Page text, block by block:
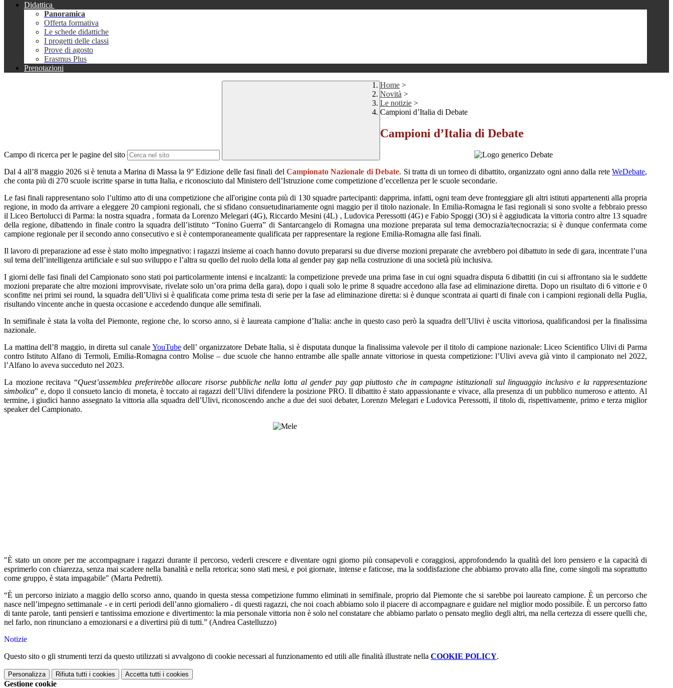
Didattica
Panoramica
Offerta formativa
Le schede didattiche
I progetti delle classi
Prove di agosto
Erasmus Plus
Prenotazioni
Campo di ricerca per le pagine del sito
Home >
Novità >
Le notizie >
Campioni d’Italia di Debate
Campioni d’Italia di Debate
Dal 4 all’8 maggio 2026 si è tenuta a Marina di Massa la 9° Edizione delle fasi finali delCampionato Nazionale di Debate. Si tratta di un torneo di dibattito, organizzato ogni anno dalla reteWeDebate,
che conta più di 270 scuole iscritte sparse in tutta Italia, e riconosciuto dal Ministero dell’Istruzione come competizione d’eccellenza per le scuole secondarie.
Le fasi finali rappresentano solo l’ultimo atto di una competizione che all'origine conta più di 130 squadre partecipanti: dapprima, infatti, ogni team deve fronteggiare gli altri istituti appartenenti alla propria
regione, in modo da arrivare a eleggere 20 campioni regionali, che si sfidano consuetudinariamente ogni maggio per il titolo nazionale. In Emilia-Romagna le fasi regionali si sono svolte a febbraio presso
il Liceo Bertolucci di Parma: la nostra squadra , formata da Lorenzo Melegari (4G), Riccardo Mesini (4L) , Ludovica Peressotti (4G) e Fabio Spoggi (3O) si è aggiudicata la vittoria contro altre 13 squadre
della regione, dibattendo in finale contro la squadra dell’istituto “Tonino Guerra” di Santarcangelo di Romagna una mozione preparata sul tema democrazia/tecnocrazia; si è dunque confermata come
campione regionale per il secondo anno consecutivo e si è contemporaneamente qualificata per rappresentare la regione Emilia-Romagna alle fasi finali.
Il lavoro di preparazione ad esse è stato molto impegnativo: i ragazzi insieme ai coach hanno dovuto prepararsi su due diverse mozioni preparate che avrebbero poi dibattuto in sede di gara, incentrate l’una
sul tema dell’intelligenza artificiale e sul suo sviluppo e l’altra su quello del ruolo della lotta al gender pay gap nella costruzione di una società più inclusiva.
I giorni delle fasi finali del Campionato sono stati poi particolarmente intensi e incalzanti: la competizione prevede una prima fase in cui ogni squadra disputa 6 dibattiti (in cui si affrontano sia le suddette
mozioni preparate che altre mozioni improvvisate, rivelate solo un’ora prima della gara), dopo i quali solo le prime 8 squadre accedono alla fase ad eliminazione diretta. Dopo un risultato di 6 vittorie e 0
sconfitte nei primi sei round, la squadra dell’Ulivi si è qualificata come prima testa di serie per la fase ad eliminazione diretta: si è dunque scontrata ai quarti di finale con i campioni regionali della Puglia,
risultando vincente anche in questa occasione e accedendo dunque alle semifinali.
In semifinale è stata la volta del Piemonte, regione che, lo scorso anno, si è laureata campione d’Italia: anche in questo caso però la squadra dell’Ulivi è uscita vittoriosa, qualificandosi per la finalissima
nazionale.
La mattina dell’8 maggio, in diretta sul canale YouTubedell’ organizzatore Debate Italia, si è disputata dunque la finalissima valevole per il titolo di campione nazionale: Liceo Scientifico Ulivi di Parma
contro Istituto Alfano di Termoli, Emilia-Romagna contro Molise – due scuole che hanno entrambe alle spalle annate vittoriose in questa competizione: l’Ulivi aveva già vinto il campionato nel 2022,
l’Alfano lo aveva succeduto nel 2023.
La mozione recitava “Quest’assemblea preferirebbe allocare risorse pubbliche nella lotta al gender pay gap piuttosto che in campagne istituzionali sul linguaggio inclusivo e la rappresentazione
simbolica” e, dopo il consueto lancio di moneta, è toccato ai ragazzi dell’Ulivi difendere la posizione PRO. Il dibattito è stato appassionante e vivace, alla presenza di un pubblico numeroso e attento. Al
termine, i giudici hanno assegnato la vittoria alla squadra dell’Ulivi, riconoscendo anche a due dei suoi debater, Lorenzo Melegari e Ludovica Peressotti, il titolo di, rispettivamente, primo e terza miglior
speaker del Campionato.
"È stato un onore per me accompagnare i ragazzi durante il percorso, vederli crescere e diventare ogni giorno più consapevoli e coraggiosi, approfondendo la qualità del loro pensiero e la capacità di
esprimerlo con chiarezza, senza mai scadere nella banalità e nella retorica; sono stati mesi, e poi giornate, intense e faticose, ma la soddisfazione che abbiamo provato alla fine, come singoli ma soprattutto
come gruppo, è stata impagabile" (Marta Pedretti).
“È un percorso iniziato a maggio dello scorso anno, quando in questa stessa competizione fummo eliminati in semifinale, proprio dal Piemonte che si sarebbe poi laureato campione. È un percorso che
nasce nell’impegno settimanale - e in certi periodi dell’anno giornaliero - di questi ragazzi, che noi coach abbiamo solo il piacere di accompagnare e guidare nel miglior modo possibile. È un percorso fatto
di tante parole, tanti pensieri e tantissima emozione e divertimento: la mia personale vittoria non è solo nel constatare che abbiamo parlato o pensato meglio degli altri, ma nella certezza di essere quelli che,
nel farlo, non rinunciano a emozionarsi e a divertirsi più di tutti.” (Andrea Castelluzzo)
Notizie
Questo sito o gli strumenti terzi da questo utilizzati si avvalgono di cookie necessari al funzionamento ed utili alle finalità illustrate nella COOKIE POLICY.
Personalizza Rifiuta tutti i cookies Accetta tutti i cookies
Gestione cookie